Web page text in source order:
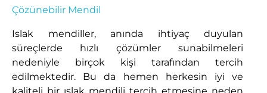
Çözünebilir Mendil
Islak mendiller, anında ihtiyaç duyulan
süreçlerde hızlı çözümler sunabilmeleri
nedeniyle birçok kişi tarafından tercih
edilmektedir. Bu da hemen herkesin iyi ve